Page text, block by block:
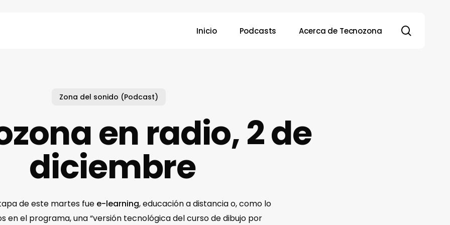
Inicio Podcasts Acerca de Tecnozona
Zona del sonido (Podcast)
en radio, 2 de
diciembre
de este martes fue e-learning, educación a distancia o, como lo
en el programa, una “versión tecnológica del curso de dibujo por